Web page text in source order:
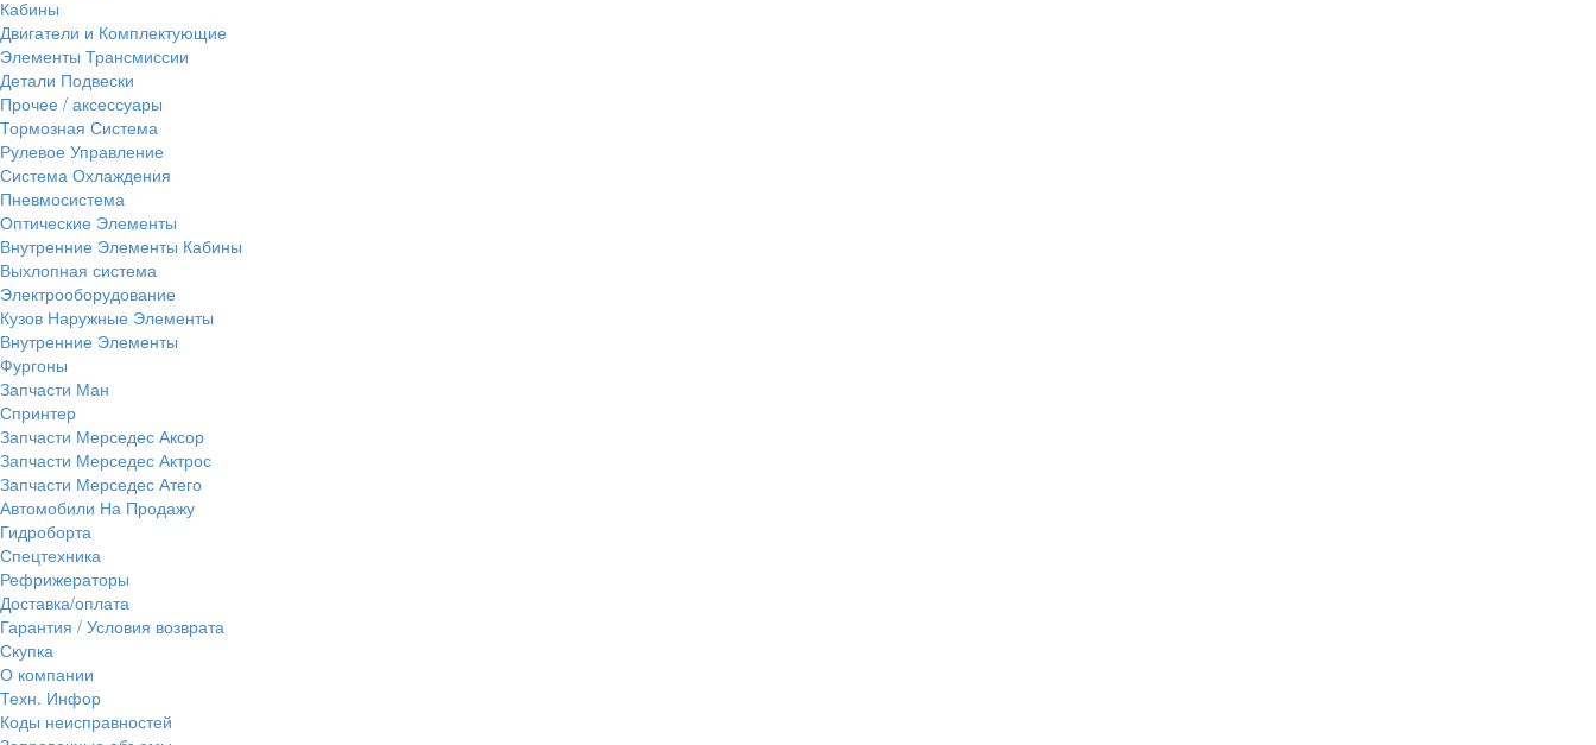
Кабины
Двигатели и Комплектующие
Элементы Трансмиссии
Детали Подвески
Прочее / аксессуары
Тормозная Система
Рулевое Управление
Система Охлаждения
Пневмосистема
Оптические Элементы
Внутренние Элементы Кабины
Выхлопная система
Электрооборудование
Кузов Наружные Элементы
Внутренние Элементы
Фургоны
Запчасти Ман
Спринтер
Запчасти Мерседес Аксор
Запчасти Мерседес Актрос
Запчасти Мерседес Атего
Автомобили На Продажу
Гидроборта
Спецтехника
Рефрижераторы
Доставка/оплата
Гарантия / Условия возврата
Скупка
О компании
Техн. Инфор
Коды неисправностей